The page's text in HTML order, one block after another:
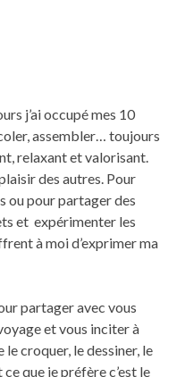
j’ai occupé mes 10
assembler… toujours
relaxant et valorisant.
des autres. Pour
ou pour partager des
et expérimenter les
à moi d’exprimer ma
partager avec vous
et vous inciter à
le croquer, le dessiner, le
que je préfère c’est le